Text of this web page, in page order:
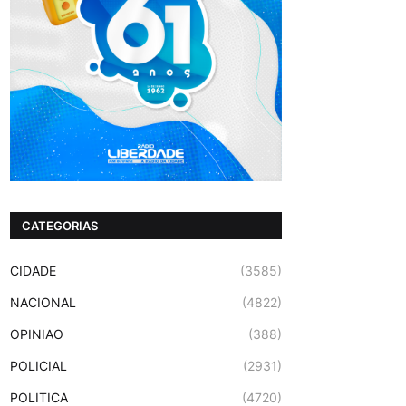
CATEGORIAS
CIDADE (3585)
NACIONAL (4822)
OPINIAO (388)
POLICIAL (2931)
POLITICA (4720)